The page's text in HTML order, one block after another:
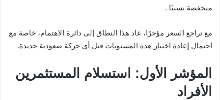
منخفضة نسبيًا .
مع تراجع السعر مؤخرًا، عاد هذا النطاق إلى دائرة الاهتمام، خاصة مع
احتمال إعادة اختبار هذه المستويات قبل أي حركة صعودية جديدة.
المؤشر الأول: استسلام المستثمرين
الأفراد